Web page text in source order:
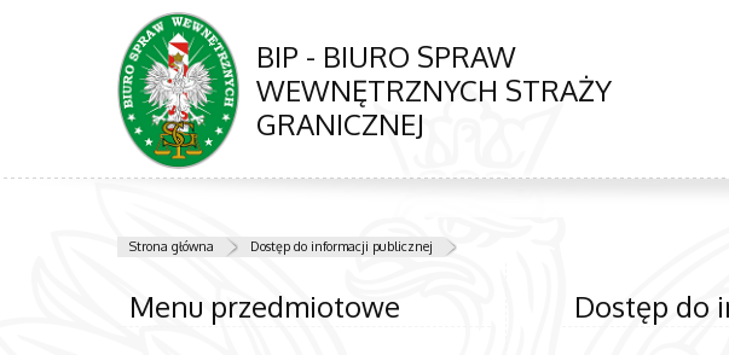
BIP - BIURO SPRAW
WEWNĘTRZNYCH STRAŻY
GRANICZNEJ
Strona główna Dostęp do informacji publicznej
Menu przedmiotowe Dostęp do